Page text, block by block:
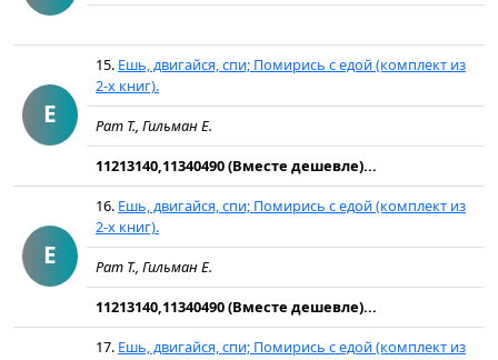
Е
15. Ешь, двигайся, спи; Помирись с едой (комплект из
2-х книг).
Рат Т., Гильман Е.
11213140,11340490 (Вместе дешевле)...
Е
16. Ешь, двигайся, спи; Помирись с едой (комплект из
2-х книг).
Рат Т., Гильман Е.
11213140,11340490 (Вместе дешевле)...
17. Ешь, двигайся, спи; Помирись с едой (комплект из